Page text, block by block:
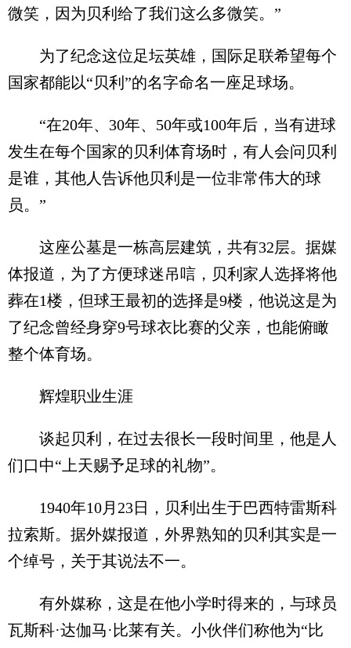
微笑，因为贝利给了我们这么多微笑。”
为了纪念这位足坛英雄，国际足联希望每个
国家都能以“贝利”的名字命名一座足球场。
“在20年、30年、50年或100年后，当有进球
发生在每个国家的贝利体育场时，有人会问贝利
是谁，其他人告诉他贝利是一位非常伟大的球
员。”
这座公墓是一栋高层建筑，共有32层。据媒
体报道，为了方便球迷吊唁，贝利家人选择将他
葬在1楼，但球王最初的选择是9楼，他说这是为
了纪念曾经身穿9号球衣比赛的父亲，也能俯瞰
整个体育场。
辉煌职业生涯
谈起贝利，在过去很长一段时间里，他是人
们口中“上天赐予足球的礼物”。
1940年10月23日，贝利出生于巴西特雷斯科
拉索斯。据外媒报道，外界熟知的贝利其实是一
个绰号，关于其说法不一。
有外媒称，这是在他小学时得来的，与球员
瓦斯科·达伽马·比莱有关。小伙伴们称他为“比